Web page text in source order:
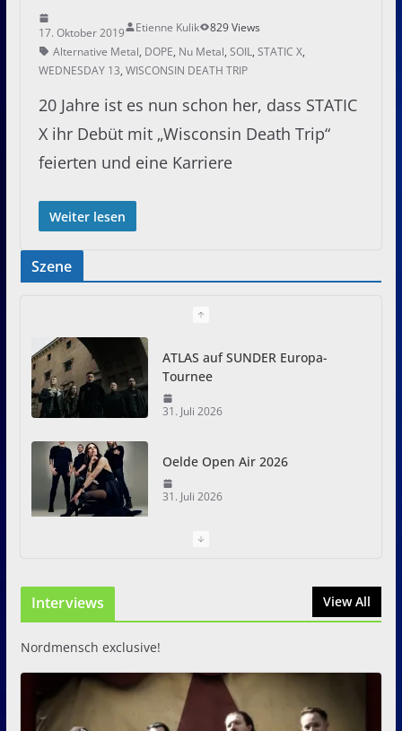
17. Oktober 2019 Etienne Kulik
829 Views
Alternative Metal, DOPE, Nu Metal, SOIL, STATIC X,
WEDNESDAY 13, WISCONSIN DEATH TRIP
20 Jahre ist es nun schon her, dass STATIC
X ihr Debüt mit „Wisconsin Death Trip“
feierten und eine Karriere
Weiter lesen
Szene
ATLAS auf SUNDER Europa-
Tournee
31. Juli 2026
Oelde Open Air 2026
31. Juli 2026
I Prevail – Violent Nature
Interviews View All
Nordmensch exclusive!